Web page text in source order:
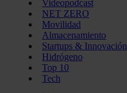
Videopodcast
NET ZERO
Movilidad
Almacenamiento
Startups & Innovación
Hidrógeno
Top 10
Tech